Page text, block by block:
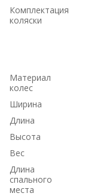
Комплектация
коляски
Материал
колес
Ширина
Длина
Высота
Вес
Длина
спального
места